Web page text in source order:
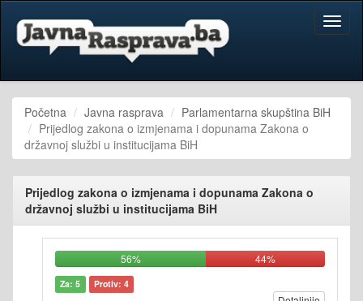
Početna Javna rasprava
Parlamentarna skupština BiH
Prijedlog zakona o izmjenama i dopunama Zakona o
državnoj službi u institucijama BiH
Prijedlog zakona o izmjenama i dopunama Zakona o
državnoj službi u institucijama BiH
56% 44%
Za: 5 Protiv: 4